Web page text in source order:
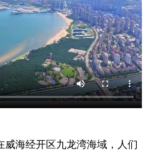
海经开区九龙湾海域，人们